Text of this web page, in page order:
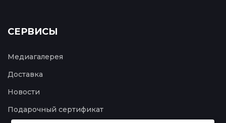
СЕРВИСЫ
Медиагалерея
Доставка
Новости
Подарочный сертификат